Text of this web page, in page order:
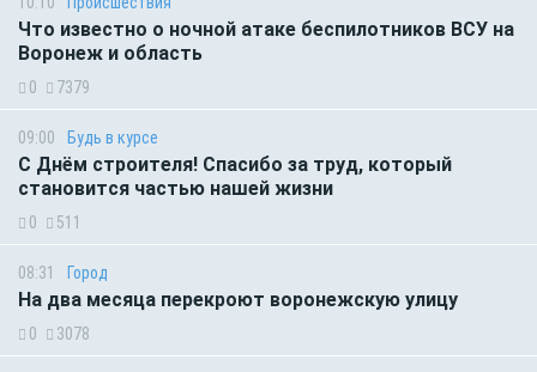
Что известно о ночной атаке беспилотников ВСУ на
Воронеж и область
0 7379
09:00 Будь в курсе
С Днём строителя! Спасибо за труд, который
становится частью нашей жизни
0 511
08:31 Город
На два месяца перекроют воронежскую улицу
0 3078